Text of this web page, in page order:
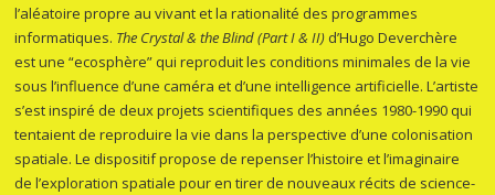
l’aléatoire propre au vivant et la rationalité des programmes
informatiques. The Crystal & the Blind (Part I & II) d’Hugo Deverchère
est une “ecosphère” qui reproduit les conditions minimales de la vie
sous l’influence d’une caméra et d’une intelligence artificielle. L’artiste
s’est inspiré de deux projets scientifiques des années 1980-1990 qui
tentaient de reproduire la vie dans la perspective d’une colonisation
spatiale. Le dispositif propose de repenser l’histoire et l’imaginaire
de l’exploration spatiale pour en tirer de nouveaux récits de science-